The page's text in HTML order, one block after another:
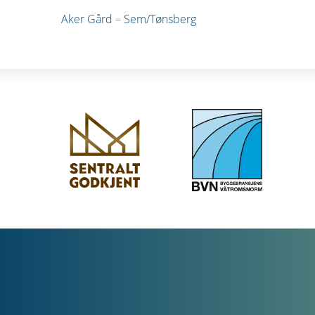
Innleggsnavigasjon
Aker Gård – Sem/Tønsberg